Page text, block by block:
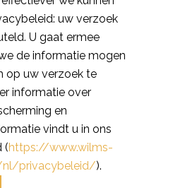
uw verzoek
U gaat ermee
de informatie mogen
op uw verzoek te
informatie over
en
vindt u in ons
(https://www.wilms-
nl/privacybeleid/).